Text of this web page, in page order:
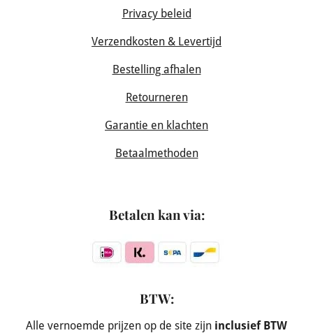
Privacy beleid
Verzendkosten & Levertijd
Bestelling afhalen
Retourneren
Garantie en klachten
Betaalmethoden
Betalen kan via:
BTW:
Alle vernoemde prijzen op de site zijn inclusief BTW